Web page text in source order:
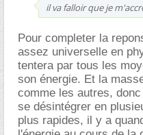
il va falloir que je
Pour completer la
assez universelle en
tentera par tous les
son énergie. Et la
comme les autres,
se désintégrer en
plus rapides, il y a